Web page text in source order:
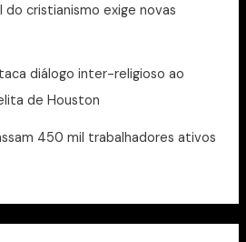
cristianismo exige novas
diálogo inter-religioso ao
de Houston
450 mil trabalhadores ativos